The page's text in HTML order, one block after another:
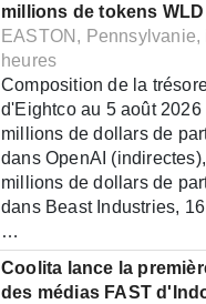
millions de tokens WLD
EASTON, Pennsylvanie,
heures
Composition de la
d'Eightco au 5 août 2026
millions de dollars de
dans OpenAI
millions de dollars de
dans Beast Industries,
…
Coolita lance la
des médias FAST